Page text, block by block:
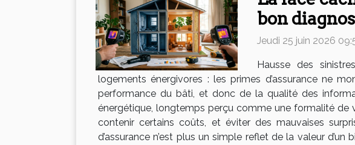
bon
Jeudi 25 juin 2026
Hausse des
logements énergivores : les primes d’assurance ne
performance du bâti, et donc de la qualité des
énergétique, longtemps perçu comme une formalité
contenir certains coûts, et éviter des mauvaises
d’assurance n’est plus un simple reflet de la valeur